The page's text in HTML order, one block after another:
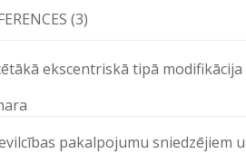
(3)
ekscentriskā tipā
pakalpojumu